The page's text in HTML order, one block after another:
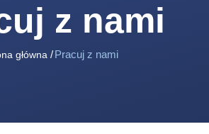
z nami
główna Pracuj z nami